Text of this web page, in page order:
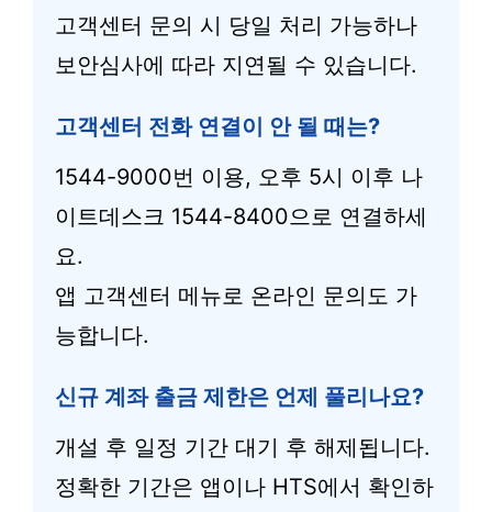
고객센터 문의 시 당일 처리 가능하나
보안심사에 따라 지연될 수 있습니다.
고객센터 전화 연결이 안 될 때는?
1544-9000번 이용, 오후 5시 이후 나
이트데스크 1544-8400으로 연결하세
요.
앱 고객센터 메뉴로 온라인 문의도 가
능합니다.
신규 계좌 출금 제한은 언제 풀리나요?
개설 후 일정 기간 대기 후 해제됩니다.
정확한 기간은 앱이나 HTS에서 확인하